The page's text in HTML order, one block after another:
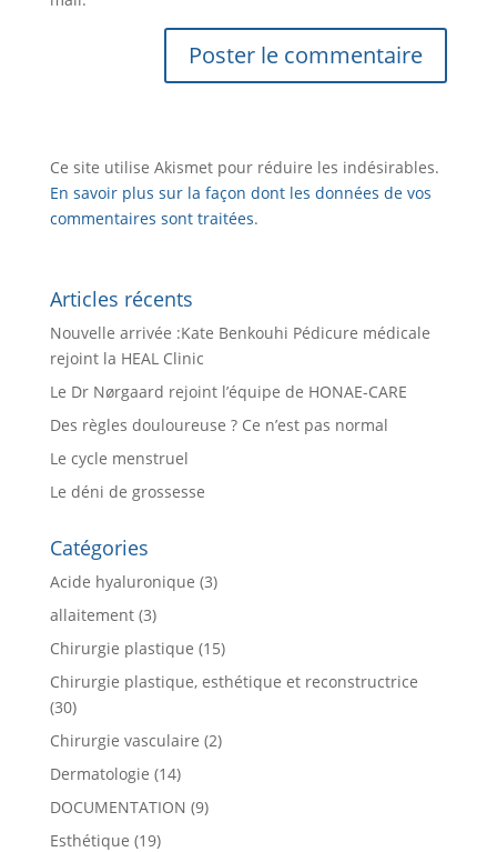
Ce site utilise Akismet pour réduire les indésirables.
En savoir plus sur la façon dont les données de vos
commentaires sont traitées.
Articles récents
Nouvelle arrivée :Kate Benkouhi Pédicure médicale
rejoint la HEAL Clinic
Le Dr Nørgaard rejoint l’équipe de HONAE-CARE
Des règles douloureuse ? Ce n’est pas normal
Le cycle menstruel
Le déni de grossesse
Catégories
Acide hyaluronique (3)
allaitement(3)
Chirurgie plastique (15)
Chirurgie plastique, esthétique et reconstructrice
(30)
Chirurgie vasculaire (2)
Dermatologie (14)
DOCUMENTATION (9)
Esthétique (19)